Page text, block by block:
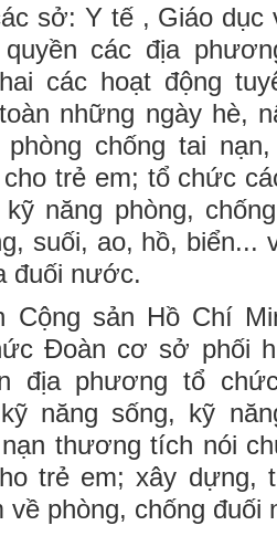
sở: Y tế , Giáo
các địa
các hoạt động
những ngày hè,
phòng chống tai
trẻ em; tổ chức
năng phòng,
suối, ao, hồ, biển...
đuối nước.
Cộng sản Hồ Chí
Đoàn cơ sở phối
địa phương tổ
năng sống, kỹ
thương tích nói
trẻ em; xây dựng,
về phòng, chống đuối